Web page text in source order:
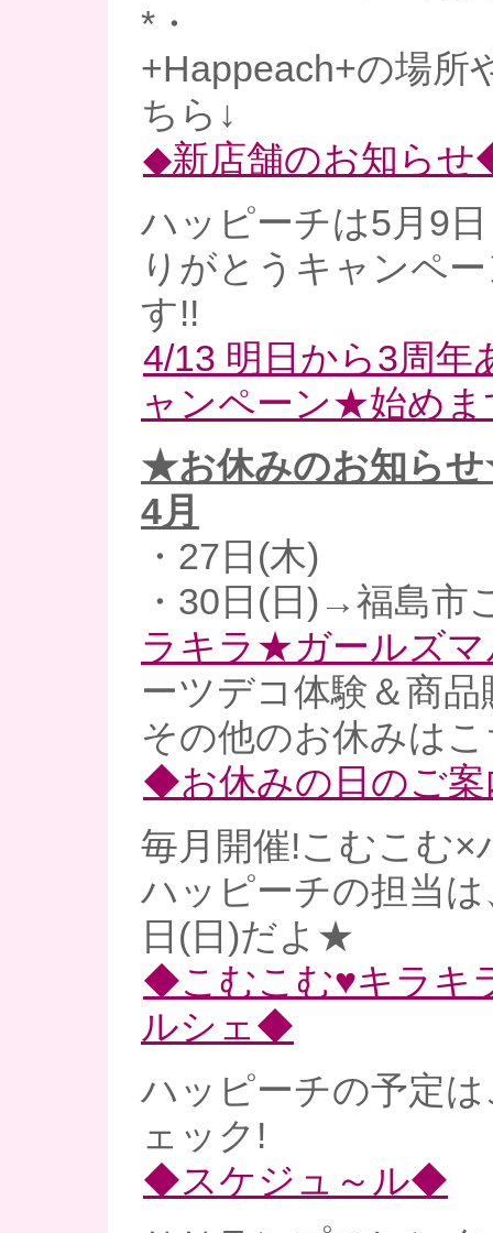
*・
+Happeach+の場所
ちら↓
◆新店舗のお知ら
ハッピーチは5月9
りがとうキャンペ
す!!
4/13 明日から3周年
ャンペーン★始めま
★お休みのお知ら
4月
・27日(木)
・30日(日)→福島市
ラキラ★ガールズマ
ーツデコ体験＆商品
その他のお休みは
◆お休みの日のご
毎月開催!こむこむ×
ハッピーチの担当
日(日)だよ★
◆こむこむ♥キラキ
ルシェ◆
ハッピーチの予定
ェック!
◆スケジュ～ル◆